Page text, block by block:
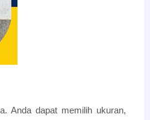
Anda dapat memilih ukuran,